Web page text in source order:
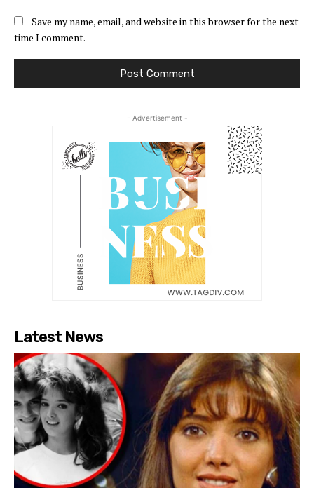
Save my name, email, and website in this browser for the next
time I comment.
- Advertisement -
Latest News